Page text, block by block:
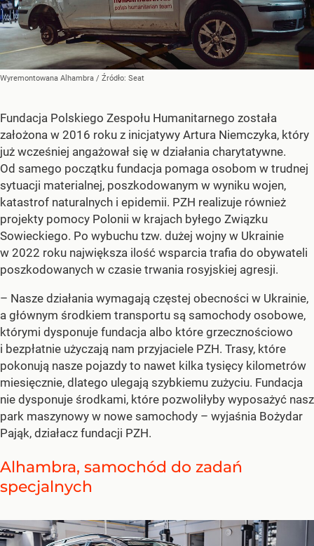
Wyremontowana Alhambra / Źródło: Seat
Fundacja Polskiego Zespołu Humanitarnego została
założona w 2016 roku z inicjatywy Artura Niemczyka, który
już wcześniej angażował się w działania charytatywne.
Od samego początku fundacja pomaga osobom w trudnej
sytuacji materialnej, poszkodowanym w wyniku wojen,
katastrof naturalnych i epidemii. PZH realizuje również
projekty pomocy Polonii w krajach byłego Związku
Sowieckiego. Po wybuchu tzw. dużej wojny w Ukrainie
w 2022 roku największa ilość wsparcia trafia do obywateli
poszkodowanych w czasie trwania rosyjskiej agresji.
– Nasze działania wymagają częstej obecności w Ukrainie,
a głównym środkiem transportu są samochody osobowe,
którymi dysponuje fundacja albo które grzecznościowo
i bezpłatnie użyczają nam przyjaciele PZH. Trasy, które
pokonują nasze pojazdy to nawet kilka tysięcy kilometrów
miesięcznie, dlatego ulegają szybkiemu zużyciu. Fundacja
nie dysponuje środkami, które pozwoliłyby wyposażyć nasz
park maszynowy w nowe samochody – wyjaśnia Bożydar
Pająk, działacz fundacji PZH.
Alhambra, samochód do zadań
specjalnych